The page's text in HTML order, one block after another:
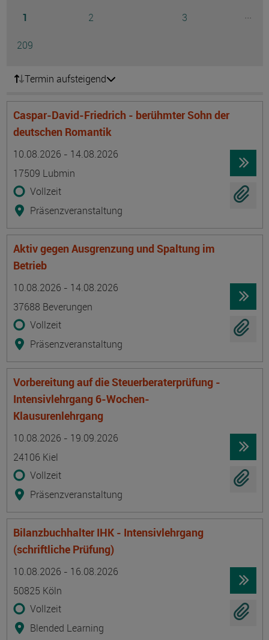
Seite
1 Seite
2 Seite
3
...
Seite
209
Termin aufsteigend
Caspar-David-Friedrich - berühmter Sohn der
deutschen Romantik
10.08.2026 - 14.08.2026
17509 Lubmin
Vollzeit
Präsenzveranstaltung
Aktiv gegen Ausgrenzung und Spaltung im
Betrieb
10.08.2026 - 14.08.2026
37688 Beverungen
Vollzeit
Präsenzveranstaltung
Vorbereitung auf die Steuerberaterprüfung -
Intensivlehrgang 6-Wochen-
Klausurenlehrgang
10.08.2026 - 19.09.2026
24106 Kiel
Vollzeit
Präsenzveranstaltung
Bilanzbuchhalter IHK - Intensivlehrgang
(schriftliche Prüfung)
10.08.2026 - 16.08.2026
50825 Köln
Vollzeit
Blended Learning